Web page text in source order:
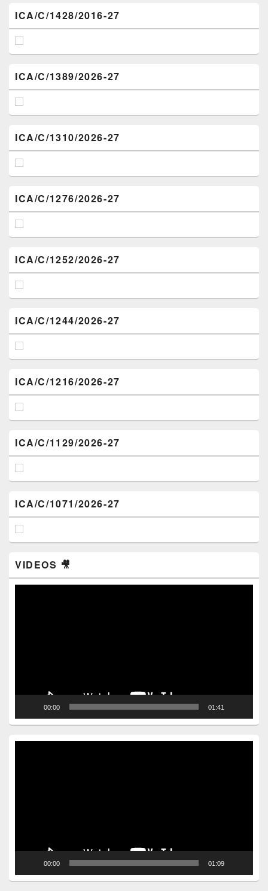
ICA/C/1428/2016-27
ICA/C/1389/2026-27
ICA/C/1310/2026-27
ICA/C/1276/2026-27
ICA/C/1252/2026-27
ICA/C/1244/2026-27
ICA/C/1216/2026-27
ICA/C/1129/2026-27
ICA/C/1071/2026-27
VIDEOS 🎥
00:00 01:41
00:00 01:09